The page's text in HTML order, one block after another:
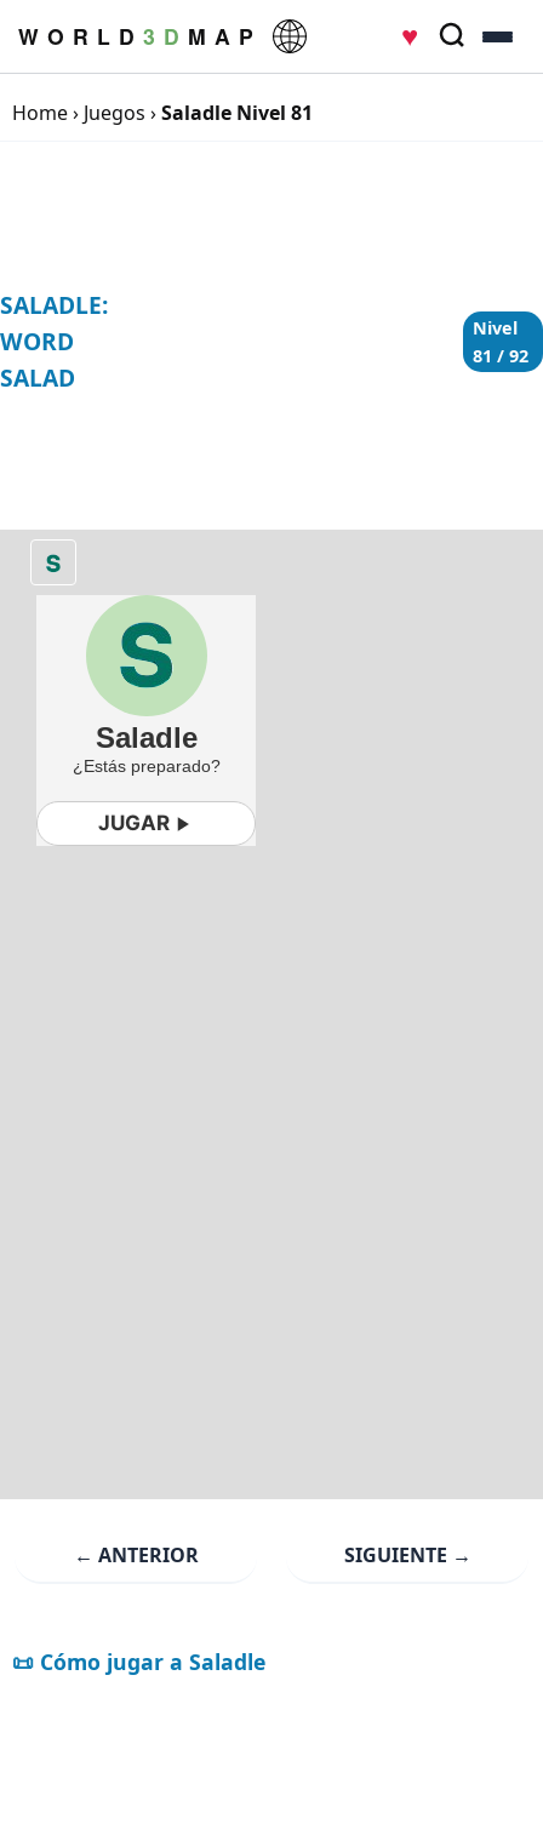
W O R L D 3 D M A P ♥
Home› Juegos ›Saladle Nivel 81
SALADLE:
WORD
SALAD
Nivel
81 / 92
← ANTERIOR SIGUIENTE →
📜 Cómo jugar a Saladle